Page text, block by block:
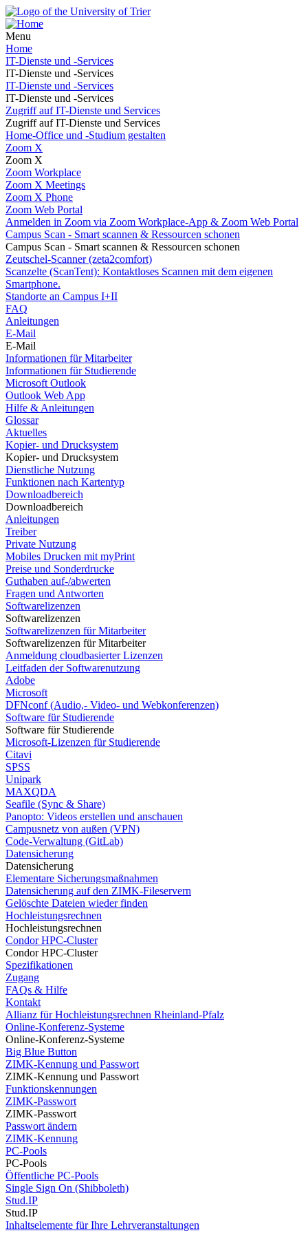
Menu
Home
IT-Dienste und -Services
IT-Dienste und -Services
IT-Dienste und -Services
IT-Dienste und -Services
Zugriff auf IT-Dienste und Services
Zugriff auf IT-Dienste und Services
Home-Office und -Studium gestalten
Zoom X
Zoom X
Zoom Workplace
Zoom X Meetings
Zoom X Phone
Zoom Web Portal
Anmelden in Zoom via Zoom Workplace-App & Zoom Web Portal
Campus Scan - Smart scannen & Ressourcen schonen
Campus Scan - Smart scannen & Ressourcen schonen
Zeutschel-Scanner (zeta2comfort)
Scanzelte (ScanTent): Kontaktloses Scannen mit dem eigenen
Smartphone.
Standorte an Campus I+II
FAQ
Anleitungen
E-Mail
E-Mail
Informationen für Mitarbeiter
Informationen für Studierende
Microsoft Outlook
Outlook Web App
Hilfe & Anleitungen
Glossar
Aktuelles
Kopier- und Drucksystem
Kopier- und Drucksystem
Dienstliche Nutzung
Funktionen nach Kartentyp
Downloadbereich
Downloadbereich
Anleitungen
Treiber
Private Nutzung
Mobiles Drucken mit myPrint
Preise und Sonderdrucke
Guthaben auf-/abwerten
Fragen und Antworten
Softwarelizenzen
Softwarelizenzen
Softwarelizenzen für Mitarbeiter
Softwarelizenzen für Mitarbeiter
Anmeldung cloudbasierter Lizenzen
Leitfaden der Softwarenutzung
Adobe
Microsoft
DFNconf (Audio,- Video- und Webkonferenzen)
Software für Studierende
Software für Studierende
Microsoft-Lizenzen für Studierende
Citavi
SPSS
Unipark
MAXQDA
Seafile (Sync & Share)
Panopto: Videos erstellen und anschauen
Campusnetz von außen (VPN)
Code-Verwaltung (GitLab)
Datensicherung
Datensicherung
Elementare Sicherungsmaßnahmen
Datensicherung auf den ZIMK-Fileservern
Gelöschte Dateien wieder finden
Hochleistungsrechnen
Hochleistungsrechnen
Condor HPC-Cluster
Condor HPC-Cluster
Spezifikationen
Zugang
FAQs & Hilfe
Kontakt
Allianz für Hochleistungsrechnen Rheinland-Pfalz
Online-Konferenz-Systeme
Online-Konferenz-Systeme
Big Blue Button
ZIMK-Kennung und Passwort
ZIMK-Kennung und Passwort
Funktionskennungen
ZIMK-Passwort
ZIMK-Passwort
Passwort ändern
ZIMK-Kennung
PC-Pools
PC-Pools
Öffentliche PC-Pools
Single Sign On (Shibboleth)
Stud.IP
Stud.IP
Inhaltselemente für Ihre Lehrveranstaltungen